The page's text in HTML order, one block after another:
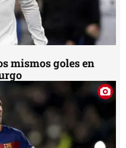
mismos goles en